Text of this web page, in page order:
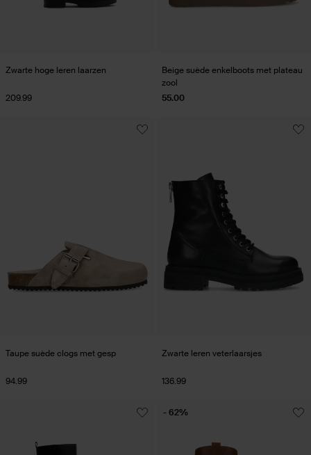
Zwarte hoge leren laarzen
209.99
Beige suède enkelboots met plateau
zool
55.00
Taupe suède clogs met gesp
94.99
Zwarte leren veterlaarsjes
136.99
- 62%